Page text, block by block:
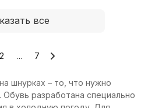
все
2 ... 7
шнурках – то, что нужно
разработана специально